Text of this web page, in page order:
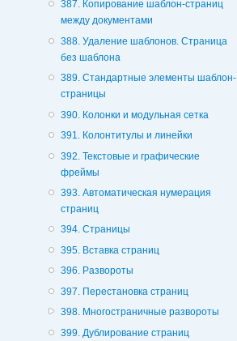
387. Копирование шаблон-страниц
между документами
388. Удаление шаблонов. Страница
без шаблона
389. Стандартные элементы шаблон-
страницы
390. Колонки и модульная сетка
391. Колонтитулы и линейки
392. Текстовые и графические
фреймы
393. Автоматическая нумерация
страниц
394. Страницы
395. Вставка страниц
396. Развороты
397. Перестановка страниц
398. Многостраничные развороты
399. Дублирование страниц